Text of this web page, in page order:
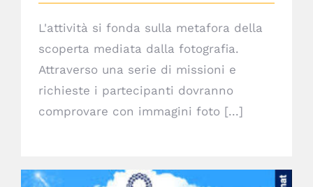
L'attività si fonda sulla metafora della
scoperta mediata dalla fotografia.
Attraverso una serie di missioni e
richieste i partecipanti dovranno
comprovare con immagini foto [...]